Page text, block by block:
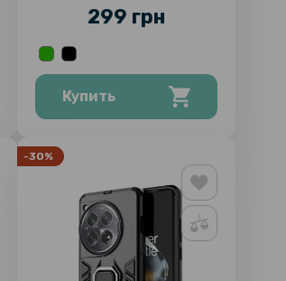
299 грн
Купить
-30%